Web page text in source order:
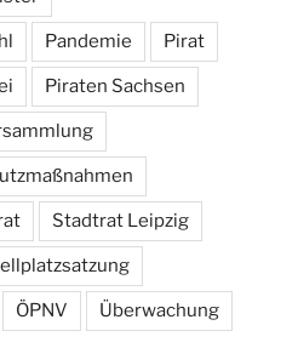
Pandemie Pirat
Piraten Sachsen
Stadtrat Leipzig
ÖPNV Überwachung